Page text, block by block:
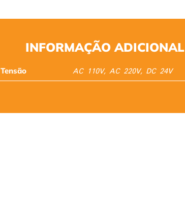
INFORMAÇÃO ADICIONAL
Tensão AC 110V, AC 220V, DC 24V